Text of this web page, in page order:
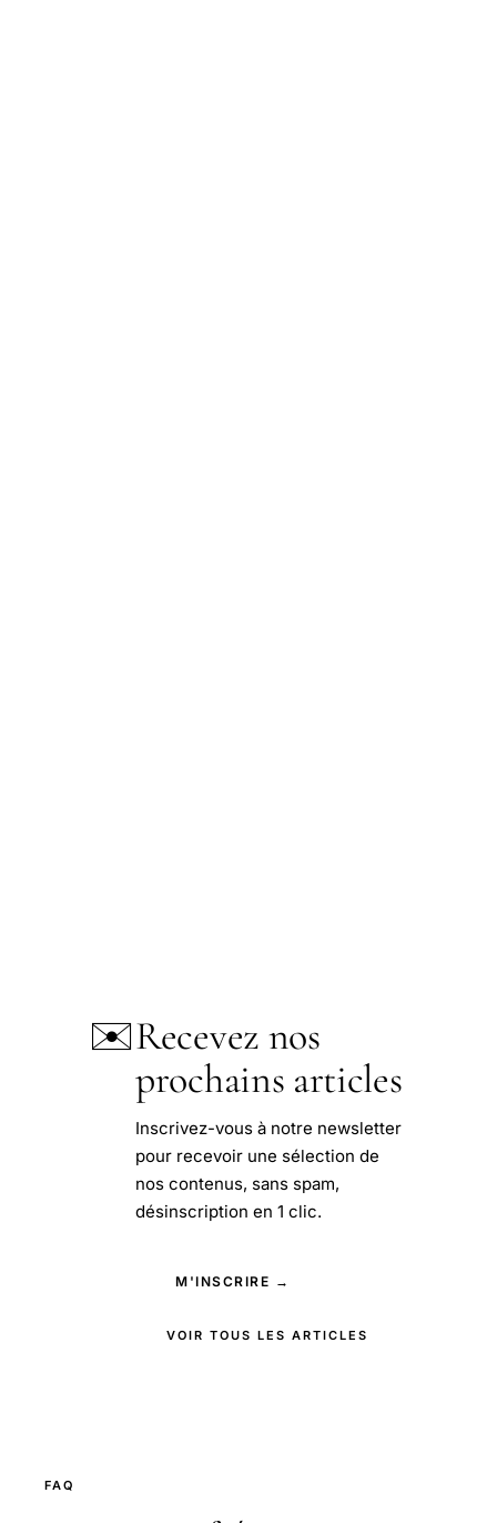
✉️Recevez nos
prochains articles
Inscrivez-vous à notre newsletter
pour recevoir une sélection de
nos contenus, sans spam,
désinscription en 1 clic.
M'INSCRIRE →
VOIR TOUS LES ARTICLES
FAQ